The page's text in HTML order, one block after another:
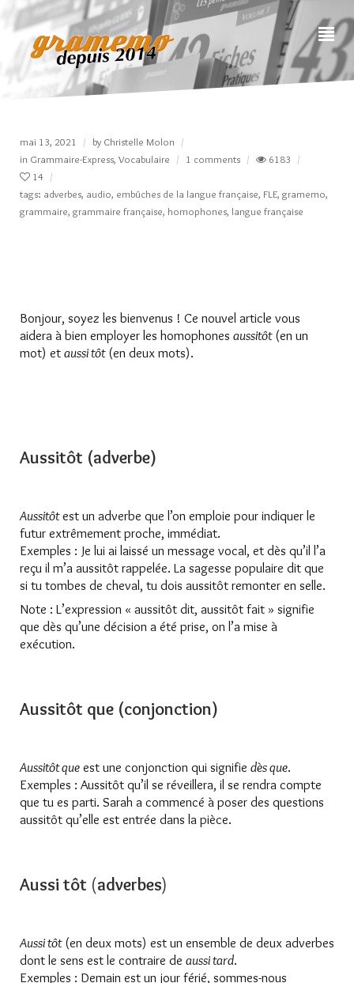
mai 13, 2021 by Christelle Molon
in Grammaire-Express, Vocabulaire 1 comments
6183
14
tags: adverbes, audio, embûches de la langue française, FLE, gramemo,
grammaire, grammaire française, homophones, langue française
Bonjour, soyez les bienvenus ! Ce nouvel article vous
aidera à bien employer les homophones aussitôt(en un
mot) et aussi tôt(en deux mots).
Aussitôt (adverbe)
Aussitôtest un adverbe que l’on emploie pour indiquer le
futur extrêmement proche, immédiat.
Exemples : Je lui ai laissé un message vocal, et dès qu’il l’a
reçu il m’a aussitôt rappelée. La sagesse populaire dit que
si tu tombes de cheval, tu dois aussitôt remonter en selle.
Note : L’expression « aussitôt dit, aussitôt fait » signifie
que dès qu’une décision a été prise, on l’a mise à
exécution.
Aussitôt que (conjonction)
Aussitôt que est une conjonction qui signifie dès que.
Exemples : Aussitôt qu’il se réveillera, il se rendra compte
que tu es parti. Sarah a commencé à poser des questions
aussitôt qu’elle est entrée dans la pièce.
Aussi tôt (adverbes)
Aussi tôt(en deux mots) est un ensemble de deux adverbes
dont le sens est le contraire de aussi tard.
Exemples : Demain est un jour férié, sommes-nous